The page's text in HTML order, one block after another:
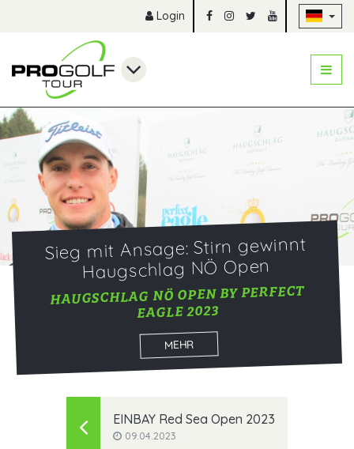
Login
Sieg mit Ansage: Stirn gewinnt
Haugschlag NÖ Open
HAUGSCHLAG NÖ OPEN BY PERFECT
EAGLE 2023
MEHR
EINBAY Red Sea Open 2023
09.04.2023